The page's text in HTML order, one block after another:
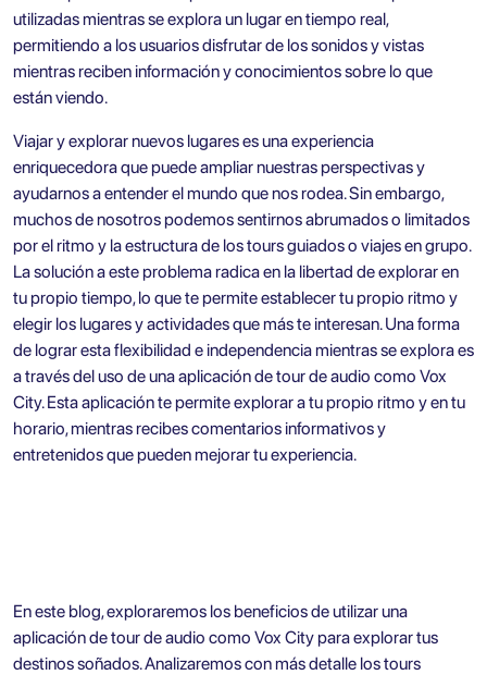
utilizadas mientras se explora un lugar en tiempo real,
permitiendo a los usuarios disfrutar de los sonidos y vistas
mientras reciben información y conocimientos sobre lo que
están viendo.
Viajar y explorar nuevos lugares es una experiencia
enriquecedora que puede ampliar nuestras perspectivas y
ayudarnos a entender el mundo que nos rodea. Sin embargo,
muchos de nosotros podemos sentirnos abrumados o limitados
por el ritmo y la estructura de los tours guiados o viajes en grupo.
La solución a este problema radica en la libertad de explorar en
tu propio tiempo, lo que te permite establecer tu propio ritmo y
elegir los lugares y actividades que más te interesan. Una forma
de lograr esta flexibilidad e independencia mientras se explora es
a través del uso de una aplicación de tour de audio como Vox
City. Esta aplicación te permite explorar a tu propio ritmo y en tu
horario, mientras recibes comentarios informativos y
entretenidos que pueden mejorar tu experiencia.
En este blog, exploraremos los beneficios de utilizar una
aplicación de tour de audio como Vox City para explorar tus
destinos soñados. Analizaremos con más detalle los tours